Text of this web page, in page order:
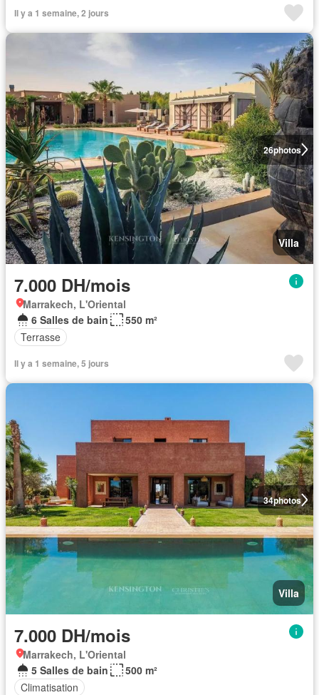
Il y a 1 semaine, 2 jours
26photos
Villa
7.000 DH/mois
Marrakech, L'Oriental
6 Salles de bain
550 m²
Terrasse
Il y a 1 semaine, 5 jours
34photos
Villa
7.000 DH/mois
Marrakech, L'Oriental
5 Salles de bain
500 m²
Climatisation